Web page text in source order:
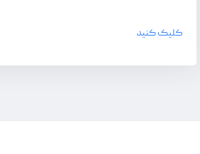
کلیک کنید